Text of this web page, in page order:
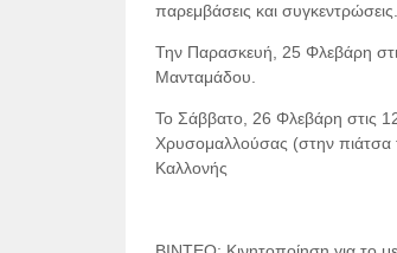
παρεμβάσεις και συγκεντρώσεις.
Την Παρασκευή, 25 Φλεβάρη
Μανταμάδου.
Το Σάββατο, 26 Φλεβάρη στις
Χρυσομαλλούσας (στην πιάτσα
Καλλονής